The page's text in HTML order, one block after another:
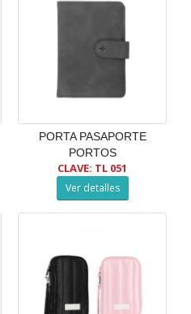
PORTA PASAPORTE
PORTOS
CLAVE: TL 051
Ver detalles